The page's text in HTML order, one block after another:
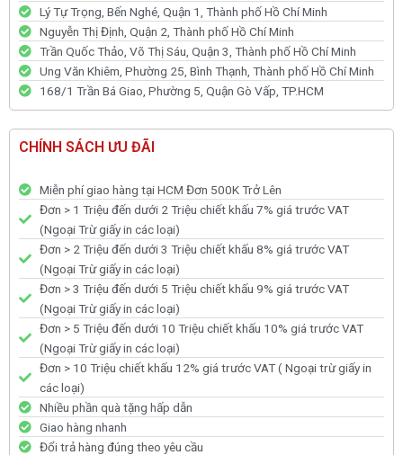
Lý Tự Trọng, Bến Nghé, Quận 1, Thành phố Hồ Chí Minh
Nguyễn Thị Định, Quận 2, Thành phố Hồ Chí Minh
Trần Quốc Thảo, Võ Thị Sáu, Quận 3, Thành phố Hồ Chí Minh
Ung Văn Khiêm, Phường 25, Bình Thạnh, Thành phố Hồ Chí Minh
168/1 Trần Bá Giao, Phường 5, Quận Gò Vấp, TP.HCM
CHÍNH SÁCH ƯU ĐÃI
Miễn phí giao hàng tại HCM Đơn 500K Trở Lên
Đơn > 1 Triệu đến dưới 2 Triệu chiết khấu 7% giá trước VAT
(Ngoại Trừ giấy in các loại)
Đơn > 2 Triệu đến dưới 3 Triệu chiết khấu 8% giá trước VAT
(Ngoại Trừ giấy in các loại)
Đơn > 3 Triệu đến dưới 5 Triệu chiết khấu 9% giá trước VAT
(Ngoại Trừ giấy in các loại)
Đơn > 5 Triệu đến dưới 10 Triệu chiết khấu 10% giá trước VAT
(Ngoại Trừ giấy in các loại)
Đơn > 10 Triệu chiết khấu 12% giá trước VAT ( Ngoại trừ giấy in
các loại)
Nhiều phần quà tặng hấp dẫn
Giao hàng nhanh
Đổi trả hàng đúng theo yêu cầu